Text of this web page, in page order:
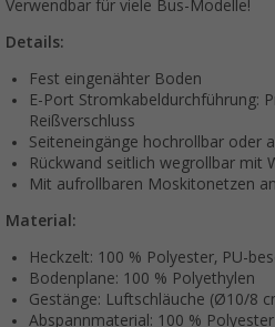
Verwendbar für viele Bus-Modelle!
Details:
Fest eingenähter Boden
E-Port Stromkabeldurchführung:
Reißverschluss
Seiteneingänge hochrollbar oder
Rückwand seitlich wegrollbar mit
Mit aufrollbaren Moskitonetzen
Material:
Heckzelt: 100 % Polyester, PU-
Bodenplane: 100 % Polyethylen
Gestänge: Luftschläuche (Ø10/8
Abspannmaterial: 100 % Polyester